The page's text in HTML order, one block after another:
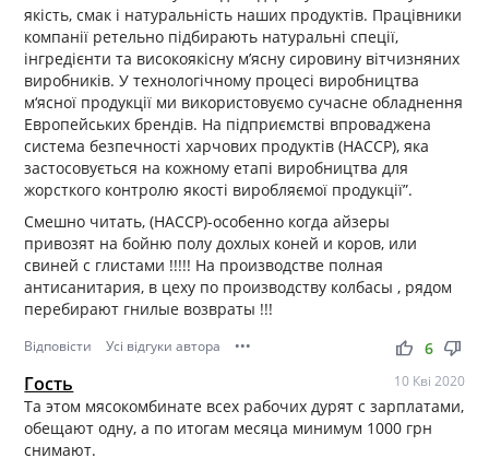
якість, смак і натуральність наших продуктів. Працівники
компанії ретельно підбирають натуральні спеції,
інгредієнти та високоякісну м’ясну сировину вітчизняних
виробників. У технологічному процесі виробництва
м‘ясної продукції ми використовуємо сучасне обладнення
Европейських брендів. На підприємстві впроваджена
система безпечності харчових продуктів (НАССР), яка
застосовується на кожному етапі виробництва для
жорсткого контролю якості виробляємої продукції”.
Смешно читать, (НАССР)-особенно когда айзеры
привозят на бойню полу дохлых коней и коров, или
свиней с глистами !!!!! На производстве полная
антисанитария, в цеху по производству колбасы , рядом
перебирают гнилые возвраты !!!
Відповісти Усі відгуки автора ••• thumb_up thumb_down
6
Гость 10 Кві 2020
Та этом мясокомбинате всех рабочих дурят с зарплатами,
обещают одну, а по итогам месяца минимум 1000 грн
снимают.